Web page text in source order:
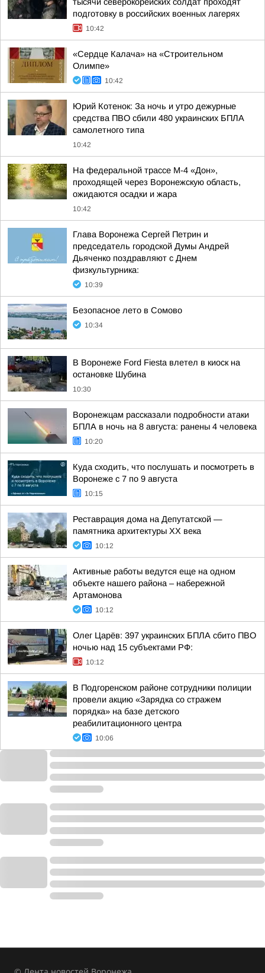
подготовку в российских военных лагерях
10:42
«Сердце Калача» на «Строительном
Олимпе»
10:42
Юрий Котенок: За ночь и утро дежурные
средства ПВО сбили 480 украинских БПЛА
самолетного типа
10:42
На федеральной трассе М-4 «Дон»,
проходящей через Воронежскую область,
ожидаются осадки и жара
10:42
Глава Воронежа Сергей Петрин и
председатель городской Думы Андрей
Дьяченко поздравляют с Днем
физкультурника:
10:39
Безопасное лето в Сомово
10:34
В Воронеже Ford Fiesta влетел в киоск на
остановке Шубина
10:30
Воронежцам рассказали подробности атаки
БПЛА в ночь на 8 августа: ранены 4 человека
10:20
Куда сходить, что послушать и посмотреть в
Воронеже с 7 по 9 августа
10:15
Реставрация дома на Депутатской —
памятника архитектуры ХХ века
10:12
Активные работы ведутся еще на одном
объекте нашего района – набережной
Артамонова
10:12
Олег Царёв: 397 украинских БПЛА сбито ПВО
ночью над 15 субъектами РФ:
10:12
В Подгоренском районе сотрудники полиции
провели акцию «Зарядка со стражем
порядка» на базе детского
реабилитационного центра
10:06